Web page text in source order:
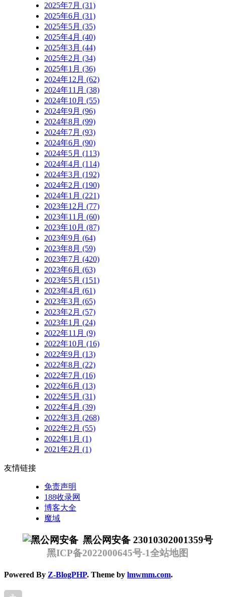
2025年7月 (31)
2025年6月 (31)
2025年5月 (35)
2025年4月 (40)
2025年3月 (44)
2025年2月 (34)
2025年1月 (36)
2024年12月 (62)
2024年11月 (38)
2024年10月 (55)
2024年9月 (96)
2024年8月 (99)
2024年7月 (93)
2024年6月 (90)
2024年5月 (113)
2024年4月 (114)
2024年3月 (192)
2024年2月 (190)
2024年1月 (221)
2023年12月 (77)
2023年11月 (60)
2023年10月 (87)
2023年9月 (64)
2023年8月 (59)
2023年7月 (420)
2023年6月 (63)
2023年5月 (151)
2023年4月 (61)
2023年3月 (65)
2023年2月 (57)
2023年1月 (24)
2022年11月 (9)
2022年10月 (16)
2022年9月 (13)
2022年8月 (22)
2022年7月 (16)
2022年6月 (13)
2022年5月 (31)
2022年4月 (39)
2022年3月 (268)
2022年2月 (55)
2022年1月 (1)
2021年2月 (1)
友情链接
免责声明
188收录网
博客大全
魔域
黑公网安备 23010302001359号
黑ICP备2022000645号-1全站地图
Powered By Z-BlogPHP. Theme by lmwmm.com.